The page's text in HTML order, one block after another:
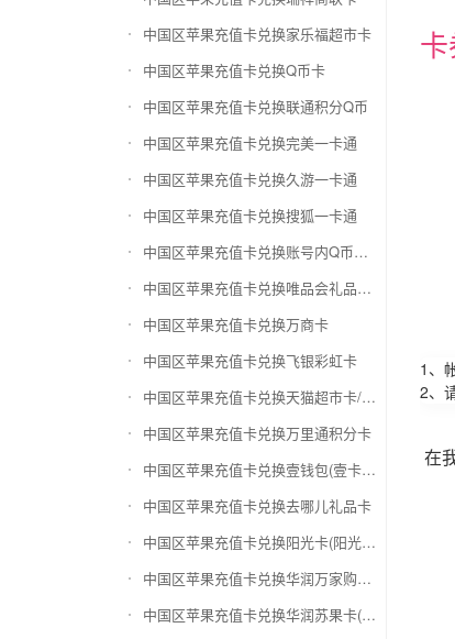
中国区苹果充值卡兑换家乐福超市卡
中国区苹果充值卡兑换Q币卡
中国区苹果充值卡兑换联通积分Q币
中国区苹果充值卡兑换完美一卡通
中国区苹果充值卡兑换久游一卡通
中国区苹果充值卡兑换搜狐一卡通
中国区苹果充值卡兑换账号内Q币寄售（维护中）
中国区苹果充值卡兑换唯品会礼品卡(唯品卡)
中国区苹果充值卡兑换万商卡
中国区苹果充值卡兑换飞银彩虹卡
中国区苹果充值卡兑换天猫超市卡/享淘卡
中国区苹果充值卡兑换万里通积分卡
中国区苹果充值卡兑换壹钱包(壹卡会)
中国区苹果充值卡兑换去哪儿礼品卡
中国区苹果充值卡兑换阳光卡(阳光爱车)
中国区苹果充值卡兑换华润万家购物卡
中国区苹果充值卡兑换华润苏果卡(苏果超市卡)（维护 请暂停提交）
1、
2、
在